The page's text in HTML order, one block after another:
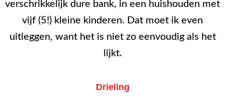
verschrikkelijk dure bank, in een huishouden met
vijf (5!) kleine kinderen. Dat moet ik even
uitleggen, want het is niet zo eenvoudig als het
lijkt.
Drieling